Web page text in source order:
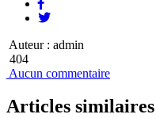
Auteur : admin
404
Aucun commentaire
Articles similaires